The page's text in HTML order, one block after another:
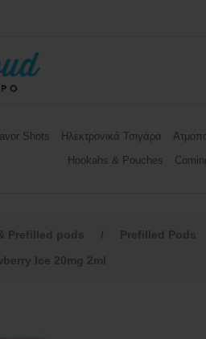
Shots Ηλεκτρονικά Τσιγάρα
Hookahs & Pouches
Prefilled pods / Prefilled Pods
Ice 20mg 2ml